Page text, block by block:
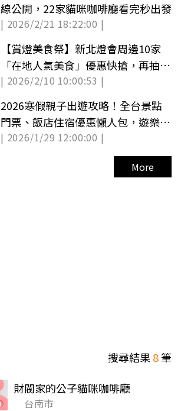
線公開，22家貓咪咖啡廳看完秒出發
| 2026/2/21 18:22:00 |
【賞燈美食祭】新北燈會周邊10家
「在地人氣美食」優惠快搶，再抽海
景飯店住宿
| 2026/2/10 10:00:53 |
2026寒假親子出遊攻略！全台景點
門票、飯店住宿優惠懶人包，遊樂園
免費玩(中獎公布)
| 2026/1/29 12:00:00 |
More
搜尋結果8筆
財閥家的公子貓咪咖啡廳
台南市